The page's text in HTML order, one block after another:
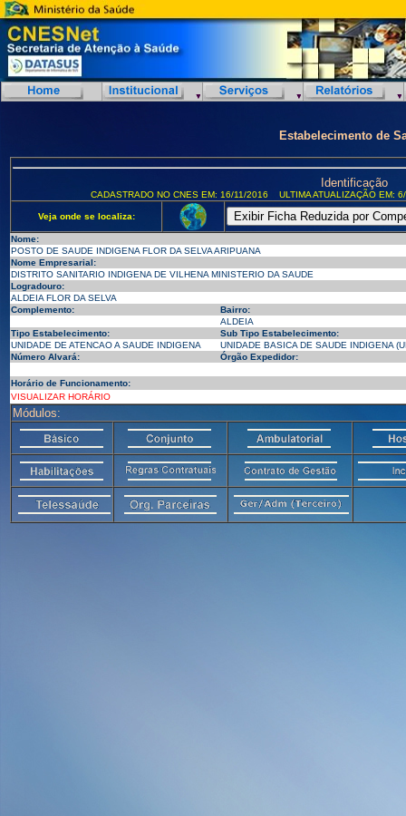
Estabelecimento de
Identificação
CADASTRADO NO CNES EM: 16/11/2016 ULTIMA ATUALIZAÇÃO EM:
Veja onde se localiza:
Nome:
POSTO DE SAUDE INDIGENA FLOR DA SELVA ARIPUANA
Nome Empresarial:
DISTRITO SANITARIO INDIGENA DE VILHENA MINISTERIO DA SAUDE
Logradouro:
ALDEIA FLOR DA SELVA
Complemento:
Bairro:
ALDEIA
Tipo Estabelecimento:
Sub Tipo Estabelecimento:
UNIDADE DE ATENCAO A SAUDE INDIGENA
UNIDADE BASICA DE SAUDE INDIGENA
Número Alvará:
Órgão Expedidor:
Horário de Funcionamento:
VISUALIZAR HORÁRIO
Módulos: